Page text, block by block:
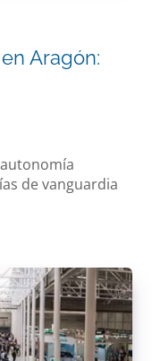
Aragón:
de vanguardia